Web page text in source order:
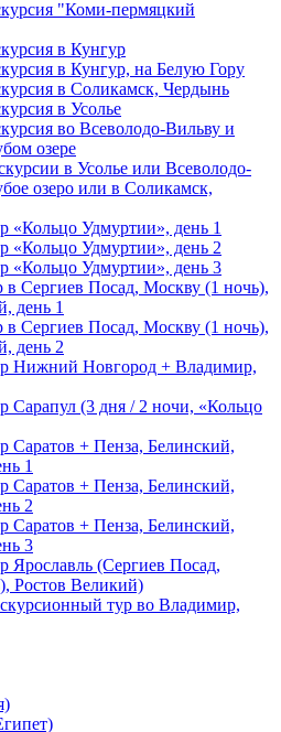
"Коми-пермяцкий
в Кунгур
в Кунгур, на Белую Гору
в Соликамск, Чердынь
в Усолье
во Всеволодо-Вильву и
озере
в Усолье или Всеволодо-
озеро или в Соликамск,
«Кольцо Удмуртии», день 1
«Кольцо Удмуртии», день 2
«Кольцо Удмуртии», день 3
в Сергиев Посад, Москву (1 ночь),
день 1
в Сергиев Посад, Москву (1 ночь),
день 2
Нижний Новгород + Владимир,
Сарапул (3 дня / 2 ночи, «Кольцо
Саратов + Пенза, Белинский,
1
Саратов + Пенза, Белинский,
2
Саратов + Пенза, Белинский,
3
Ярославль (Сергиев Посад,
Ростов Великий)
тур во Владимир,